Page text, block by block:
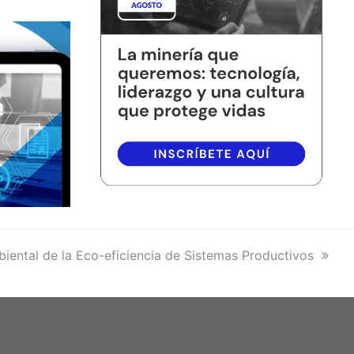
de la Eco-eficiencia de Sistemas Productivos